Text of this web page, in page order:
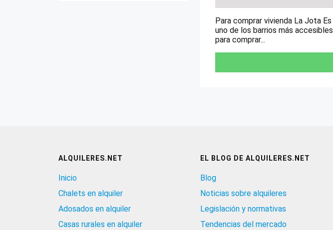
Para comprar vivienda La Jota Es
uno de los barrios más accesibles
para comprar...
ALQUILERES.NET
Inicio
Chalets en alquiler
Adosados en alquiler
Casas rurales en alquiler
EL BLOG DE ALQUILERES.NET
Blog
Noticias sobre alquileres
Legislación y normativas
Tendencias del mercado